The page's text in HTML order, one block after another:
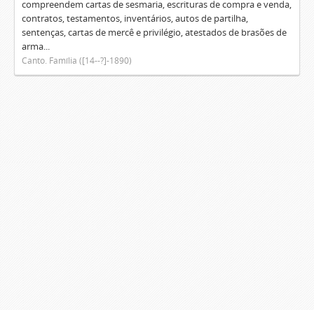
compreendem cartas de sesmaria, escrituras de compra e venda,
contratos, testamentos, inventários, autos de partilha,
sentenças, cartas de mercê e privilégio, atestados de brasões de
arma...
Canto. Família ([14--?]-1890)